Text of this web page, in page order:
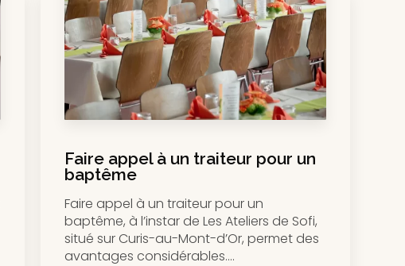
Faire appel à un traiteur pour un
baptême
Faire appel à un traiteur pour un
baptême, à l’instar de Les Ateliers de Sofi,
situé sur Curis-au-Mont-d’Or, permet des
avantages considérables....